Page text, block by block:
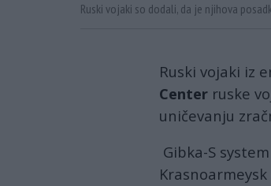
Ruski vojaki so dodali, da je njihova
Ruski vojaki iz
Center ruske
uničevanju
Gibka-S